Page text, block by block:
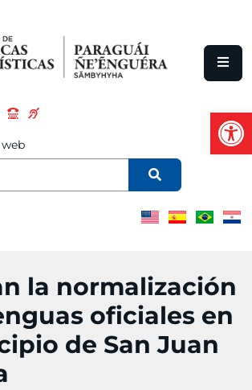
la normalización
oficiales en
de San Juan